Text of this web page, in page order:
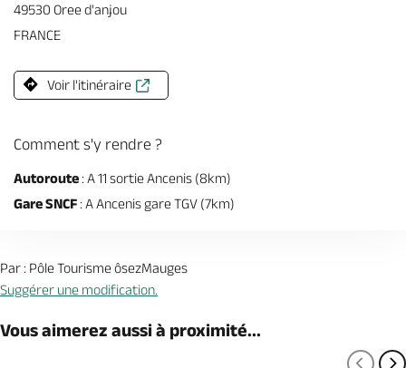
49530 Oree d'anjou
FRANCE
Voir l'itinéraire
Comment s'y rendre ?
Autoroute : A 11 sortie Ancenis (8km)
Gare SNCF : A Ancenis gare TGV (7km)
Par : Pôle Tourisme ôsezMauges
Suggérer une modification.
Vous aimerez aussi à proximité...